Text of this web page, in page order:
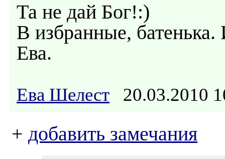
Та не дай Бог!:)
В избранные,
Ева.
Ева Шелест 20.03.2010
+ добавить замечания